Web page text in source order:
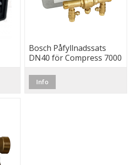
Bosch Påfyllnadssats
DN40 för Compress 7000
Info